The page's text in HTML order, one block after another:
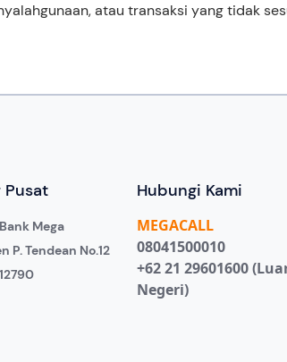
atau transaksi yang tidak
Pusat
Mega
P. Tendean No.12
Hubungi Kami
MEGACALL
08041500010
+62 21 29601600
Negeri)